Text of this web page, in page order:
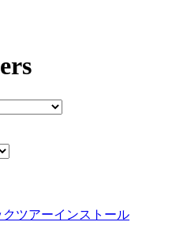
クツアーインストール